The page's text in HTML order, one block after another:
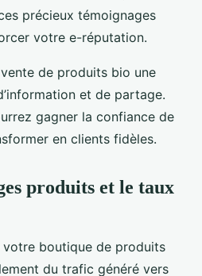
précieux témoignages
votre e-réputation.
de produits bio une
et de partage.
gagner la confiance de
en clients fidèles.
produits et le taux
boutique de produits
du trafic généré vers